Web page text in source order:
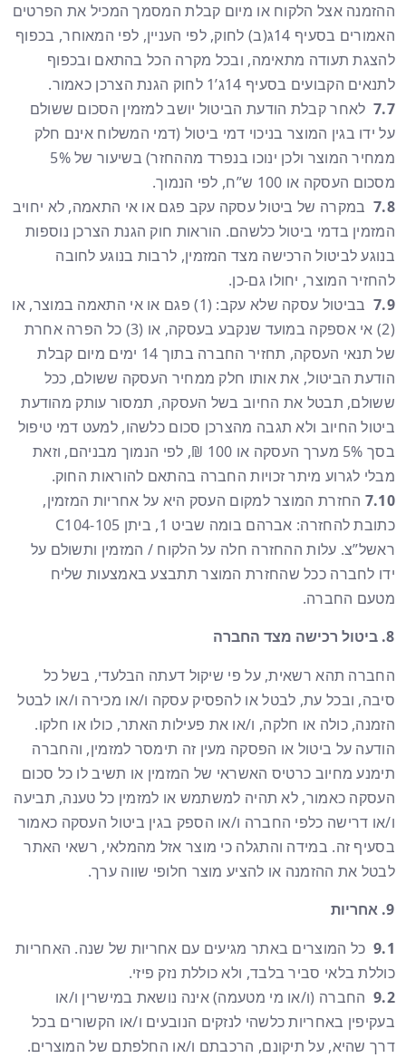
ההזמנה אצל הלקוח או מיום קבלת המסמך המכיל את הפרטים
האמורים בסעיף 14ג(ב) לחוק, לפי העניין, לפי המאוחר, בכפוף
להצגת תעודה מתאימה, ובכל מקרה הכל בהתאם ובכפוף
לתנאים הקבועים בסעיף 14ג’1 לחוק הגנת הצרכן כאמור.
7.7לאחר קבלת הודעת הביטול יושב למזמין הסכום ששולם
על ידו בגין המוצר בניכוי דמי ביטול (דמי המשלוח אינם חלק
ממחיר המוצר ולכן ינוכו בנפרד מההחזר) בשיעור של 5%
מסכום העסקה או 100 ש”ח, לפי הנמוך.
7.8במקרה של ביטול עסקה עקב פגם או אי התאמה, לא יחויב
המזמין בדמי ביטול כלשהם. הוראות חוק הגנת הצרכן נוספות
בנוגע לביטול הרכישה מצד המזמין, לרבות בנוגע לחובה
להחזיר המוצר, יחולו גם-כן.
7.9
בביטול עסקה שלא עקב: (1) פגם או אי התאמה במוצר, או
(2) אי אספקה במועד שנקבע בעסקה, או (3) כל הפרה אחרת
של תנאי העסקה, תחזיר החברה בתוך 14 ימים מיום קבלת
הודעת הביטול, את אותו חלק ממחיר העסקה ששולם, ככל
ששולם, תבטל את החיוב בשל העסקה, תמסור עותק מהודעת
ביטול החיוב ולא תגבה מהצרכן סכום כלשהו, למעט דמי טיפול
בסך 5% מערך העסקה או 100 ₪, לפי הנמוך מבניהם, וזאת
מבלי לגרוע מיתר זכויות החברה בהתאם להוראות החוק.
7.10החזרת המוצר למקום העסק היא על אחריות המזמין,
כתובת להחזרה: אברהם בומה שביט 1, ביתן C104-105
ראשל”צ. עלות ההחזרה חלה על הלקוח / המזמין ותשולם על
ידו לחברה ככל שהחזרת המוצר תתבצע באמצעות שליח
מטעם החברה.
ביטול רכישה מצד החברה
החברה תהא רשאית, על פי שיקול דעתה הבלעדי, בשל כל
סיבה, ובכל עת, לבטל או להפסיק עסקה ו/או מכירה ו/או לבטל
הזמנה, כולה או חלקה, ו/או את פעילות האתר, כולו או חלקו.
הודעה על ביטול או הפסקה מעין זה תימסר למזמין, והחברה
תימנע מחיוב כרטיס האשראי של המזמין או תשיב לו כל סכום
העסקה כאמור, לא תהיה למשתמש או למזמין כל טענה, תביעה
ו/או דרישה כלפי החברה ו/או הספק בגין ביטול העסקה כאמור
בסעיף זה. במידה והתגלה כי מוצר אזל מהמלאי, רשאי האתר
לבטל את ההזמנה או להציע מוצר חלופי שווה ערך.
אחריות
9.1כל המוצרים באתר מגיעים עם אחריות של שנה. האחריות
כוללת בלאי סביר בלבד, ולא כוללת נזק פיזי.
9.2החברה (ו/או מי מטעמה) אינה נושאת במישרין ו/או
בעקיפין באחריות כלשהי לנזקים הנובעים ו/או הקשורים בכל
דרך שהיא, על תיקונם, הרכבתם ו/או החלפתם של המוצרים.